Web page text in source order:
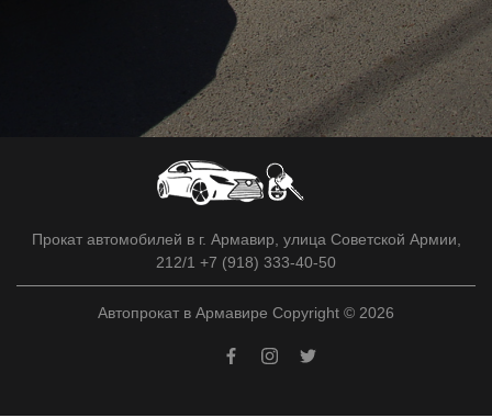
Прокат автомобилей в г. Армавир, улица Советской Армии,
212/1 +7 (918) 333-40-50
Автопрокат в Армавире Copyright © 2026